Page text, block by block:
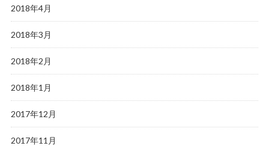
2018年4月
2018年3月
2018年2月
2018年1月
2017年12月
2017年11月